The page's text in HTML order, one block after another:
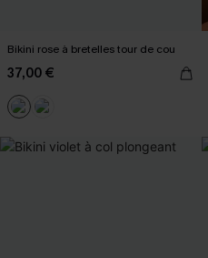
Bikini rose à bretelles tour de cou
37,00 €